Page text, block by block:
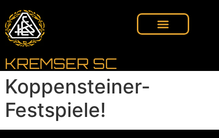
KREMSER SC
Koppensteiner-
Festspiele!